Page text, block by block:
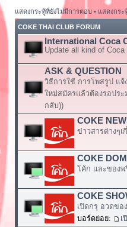
แสดงกระทู้ที่ยังไม่มีการตอบ• แสดงกระ
COKE THAI CLUB FORUM
International Coca
Update all kind of
ASK & QUESTION
วิธีการใช้ การโพสรูป แ
ใหม่สมัครแล้วต้องรอปร
กลับ))
COKE
ข่าวสารต่างๆเ
COKE
โค้ก และของพ
COKE
เปิดกรุ อวดขอ
บอร์ดย่อย:
เ